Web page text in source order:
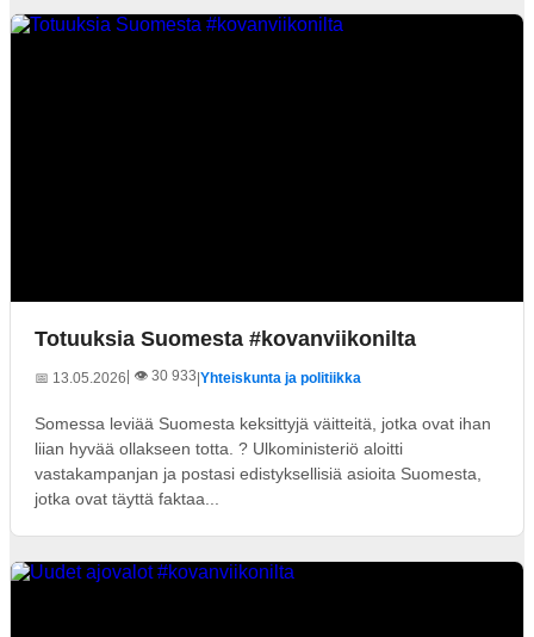
Totuuksia Suomesta #kovanviikonilta
📅 13.05.2026 | 👁️ 30 933|Yhteiskunta ja politiikka
Somessa leviää Suomesta keksittyjä väitteitä, jotka ovat ihan
liian hyvää ollakseen totta. ? Ulkoministeriö aloitti
vastakampanjan ja postasi edistyksellisiä asioita Suomesta,
jotka ovat täyttä faktaa...